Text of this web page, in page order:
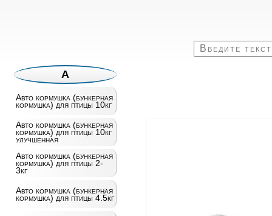
А
Авто кормушка (бункерная
кормушка) для птицы 10кг
Авто кормушка (бункерная
кормушка) для птицы 10кг
улучшенная
Авто кормушка (бункерная
кормушка) для птицы 2-
3кг
Авто кормушка (бункерная
кормушка) для птицы 4.5кг